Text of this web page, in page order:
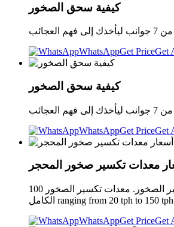
كيفية سحق الصخور
WhatsAppGet PriceGet
كيفية سحق الصخور
WhatsAppGet PriceGet
معدات تكسير صخور المحجر
تكسير الصخور في المحجر أسعار معدات تكسير الصخور في المحجر في دبي. تكلفة تكسير الصخور. معدات تكسير الصخور 100 tph تكلفة كسارة puzzolana من 200 tphLGHT 150 200 tph مصنع التكسير
WhatsAppGet PriceGet